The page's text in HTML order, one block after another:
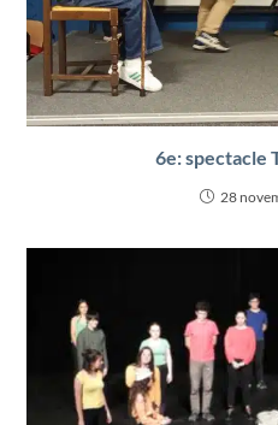
6e: spectacle
28